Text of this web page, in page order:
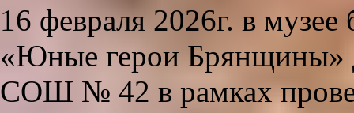
16 февраля 2026г. в
«Юные герои
СОШ № 42 в рамках